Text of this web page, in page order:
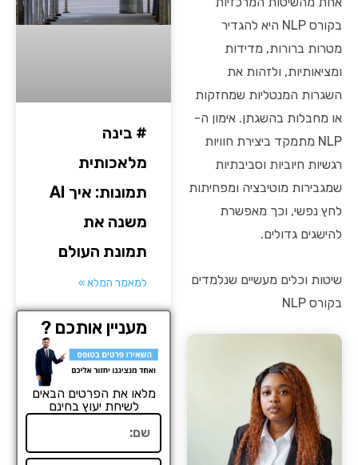
בקורס NLP היא להגדיר
מטרות ברורות, מדידות
ומציאותיות, ולזהות את
השגרות המנטליות שמחזקות
או מחבלות בהשגתן. אימון ה-
NLP מתמקד ביצירת חוויות
רגשיות חיוביות וסביבתיות
שמגבירות מוטיבציה ומפחיתות
לחץ נפשי, וכך מאפשרת
להישגים גדולים.
שיטות וכלים מעשיים שנלמדים
בקורס NLP
# בינה
מלאכותית
תמונות: איך AI
משנה את
תמונת העולם
למאמר המלא »
מעניין אותכם ?
מלאו את הפרטים הבאים
לשיחת יעוץ בחינם